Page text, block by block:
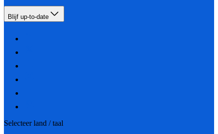
Blijf up-to-date
Selecteer land / taal